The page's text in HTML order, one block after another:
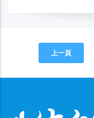
上一頁